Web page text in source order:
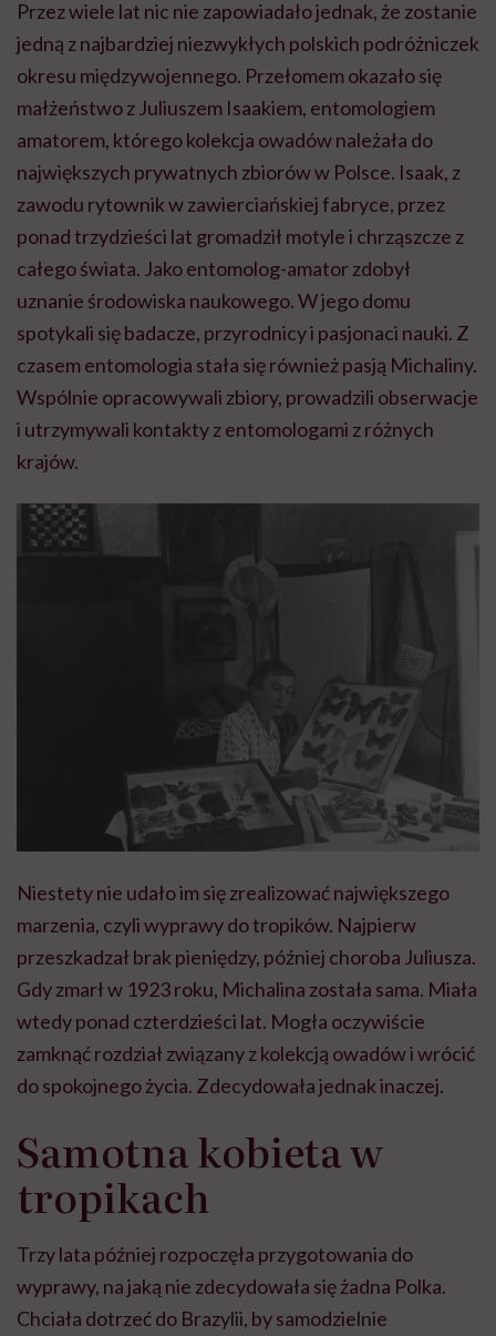
Przez wiele lat nic nie zapowiadało jednak, że zostanie
jedną z najbardziej niezwykłych polskich podróżniczek
okresu międzywojennego. Przełomem okazało się
małżeństwo z Juliuszem Isaakiem, entomologiem
amatorem, którego kolekcja owadów należała do
największych prywatnych zbiorów w Polsce. Isaak, z
zawodu rytownik w zawierciańskiej fabryce, przez
ponad trzydzieści lat gromadził motyle i chrząszcze z
całego świata. Jako entomolog-amator zdobył
uznanie środowiska naukowego. W jego domu
spotykali się badacze, przyrodnicy i pasjonaci nauki. Z
czasem entomologia stała się również pasją Michaliny.
Wspólnie opracowywali zbiory, prowadzili obserwacje
i utrzymywali kontakty z entomologami z różnych
krajów.
Niestety nie udało im się zrealizować największego
marzenia, czyli wyprawy do tropików. Najpierw
przeszkadzał brak pieniędzy, później choroba Juliusza.
Gdy zmarł w 1923 roku, Michalina została sama. Miała
wtedy ponad czterdzieści lat. Mogła oczywiście
zamknąć rozdział związany z kolekcją owadów i wrócić
do spokojnego życia. Zdecydowała jednak inaczej.
Samotna kobieta w
tropikach
Trzy lata później rozpoczęła przygotowania do
wyprawy, na jaką nie zdecydowała się żadna Polka.
Chciała dotrzeć do Brazylii, by samodzielnie